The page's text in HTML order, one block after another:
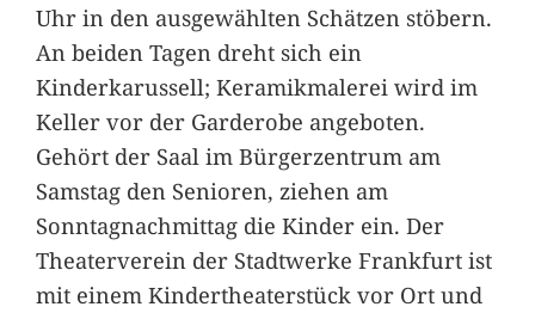
Uhr in den ausgewählten Schätzen stöbern.
An beiden Tagen dreht sich ein
Kinderkarussell; Keramikmalerei wird im
Keller vor der Garderobe angeboten.
Gehört der Saal im Bürgerzentrum am
Samstag den Senioren, ziehen am
Sonntagnachmittag die Kinder ein. Der
Theaterverein der Stadtwerke Frankfurt ist
mit einem Kindertheaterstück vor Ort und